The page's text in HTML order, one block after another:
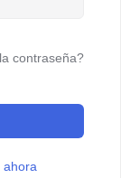
contraseña?
ahora